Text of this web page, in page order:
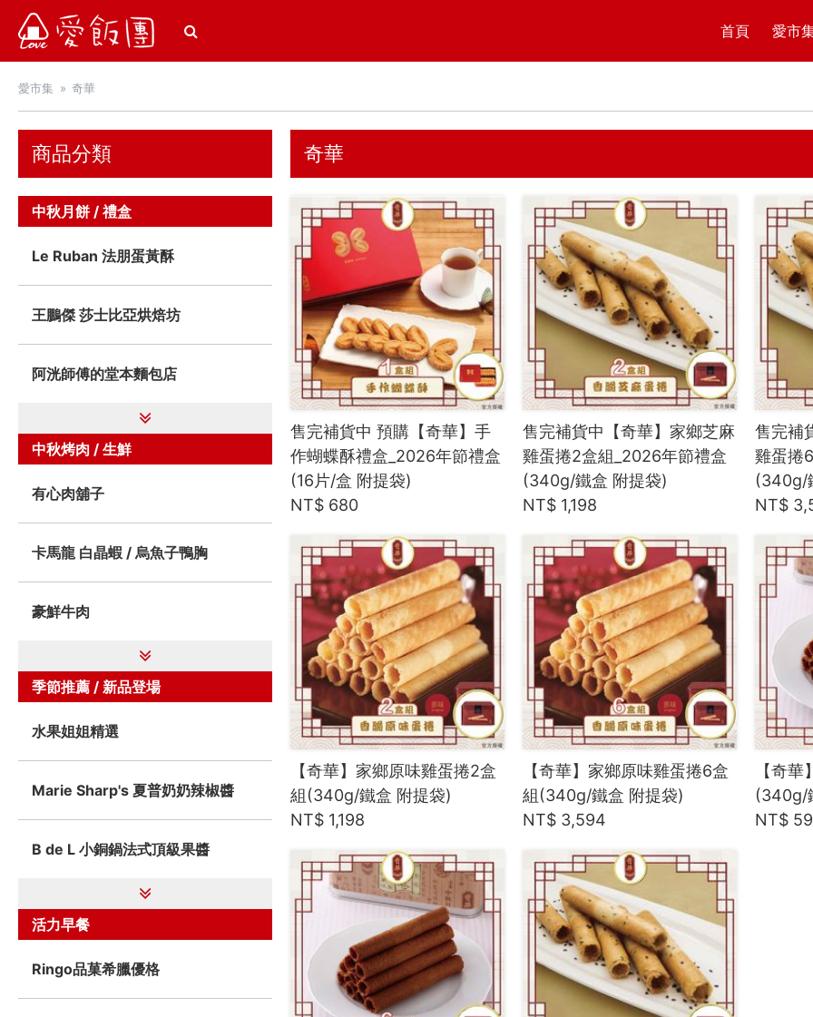
愛飯團 首頁 愛市
愛市集 奇華
奇華
售完補貨中 預購【奇華】手
作蝴蝶酥禮盒_2026年節禮盒
(16片/盒 附提袋)
NT$ 680
售完補貨中【奇華】家鄉芝麻
雞蛋捲2盒組_2026年節禮盒
(340g/鐵盒 附提袋)
NT$ 1,198
售完補
雞蛋捲
(340g/
NT$
【奇華】家鄉原味雞蛋捲2盒
組(340g/鐵盒 附提袋)
NT$ 1,198
【奇華】家鄉原味雞蛋捲6盒
組(340g/鐵盒 附提袋)
NT$ 3,594
【奇
(340g/
NT$
商品分類
中秋月餅 / 禮盒
Le Ruban 法朋蛋黃酥
王鵬傑 莎士比亞烘焙坊
阿洸師傅的堂本麵包店
中秋烤肉 / 生鮮
有心肉舖子
卡馬龍 白晶蝦 / 烏魚子鴨胸
豪鮮牛肉
季節推薦 / 新品登場
水果姐姐精選
Marie Sharp's 夏普奶奶辣椒醬
B de L 小銅鍋法式頂級果醬
活力早餐
Ringo品菓希臘優格